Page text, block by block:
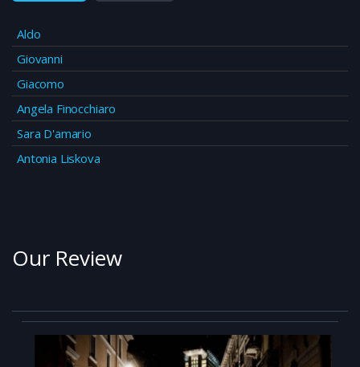
Aldo
Giovanni
Giacomo
Angela Finocchiaro
Sara D'amario
Antonia Liskova
Our Review